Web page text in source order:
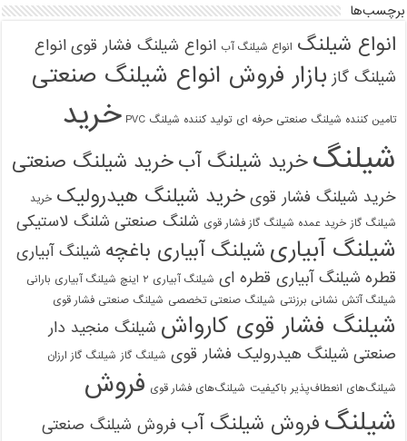
برچسب‌ها
انواع شیلنگ انواع شیلنگ آب انواع شیلنگ فشار قوی انواع
شیلنگ گاز بازار فروش انواع شیلنگ صنعتی
تامین کننده شیلنگ صنعتی حرفه ای تولید کننده شیلنگ PVC
خرید
شیلنگخرید شیلنگ آبخرید شیلنگ صنعتی
خرید شیلنگ فشار قوی خرید شیلنگ هیدرولیک خرید
شیلنگ گاز خرید عمده شیلنگ گاز فشار قوی شلنگ صنعتی شلنگ لاستیکی
شیلنگ آبیاری شیلنگ آبیاری باغچه شیلنگ آبیاری
قطره شیلنگ آبیاری قطره ای شیلنگ آبیاری ۲ اینچ شیلنگ آبیاری بارانی
شیلنگ آتش نشانی برزنتی شیلنگ صنعتی تخصصی شیلنگ صنعتی فشار قوی
شیلنگ فشار قوی کارواش شیلنگ منجید دار
صنعتی شیلنگ هیدرولیک فشار قوی شیلنگ گاز شیلنگ گاز ارزان
شیلنگ‌های انعطاف‌پذیر باکیفیت شیلنگ‌های فشار قوی فروش
شیلنگ فروش شیلنگ آب فروش شیلنگ صنعتی